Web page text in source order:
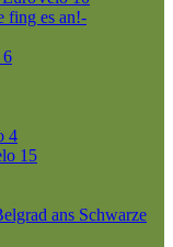
fing es an!-
6
4
15
ans Schwarze